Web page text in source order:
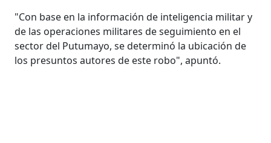
"Con base en la información de inteligencia militar y
de las operaciones militares de seguimiento en el
sector del Putumayo, se determinó la ubicación de
los presuntos autores de este robo", apuntó.